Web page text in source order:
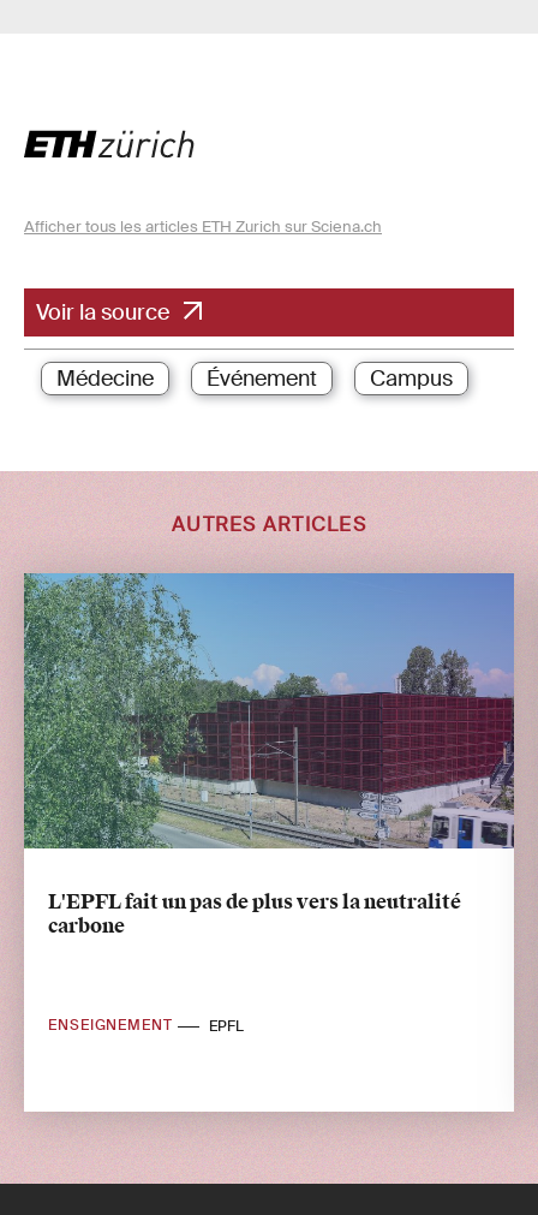
Afficher tous les articles ETH Zurich sur Sciena.ch
Voir la source
Médecine Événement Campus
AUTRES ARTICLES
L'EPFL fait un pas de plus vers la neutralité
carbone
ENSEIGNEMENT EPFL